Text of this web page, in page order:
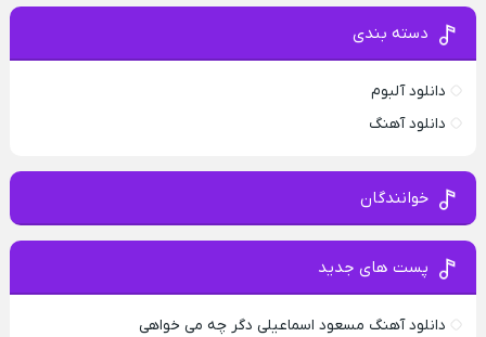
دسته بندی
دانلود آلبوم
دانلود آهنگ
خوانندگان
پست های جدید
دانلود آهنگ مسعود اسماعیلی دگر چه می خواهی